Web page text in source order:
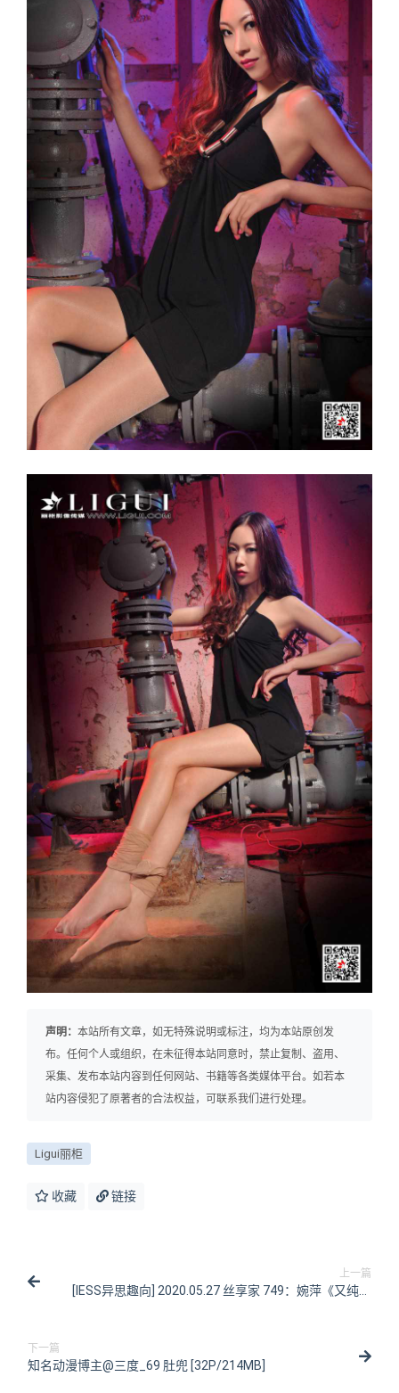
声明： 本站所有文章，如无特殊说明或标注，均为本站原创发
布。任何个人或组织，在未征得本站同意时，禁止复制、盗用、
采集、发布本站内容到任何网站、书籍等各类媒体平台。如若本
站内容侵犯了原著者的合法权益，可联系我们进行处理。
Ligui丽柜
收藏 链接
上一篇
[IESS异思趣向] 2020.05.27 丝享家 749：婉萍《又纯又
下一篇
知名动漫博主@三度_69 肚兜 [32P/214MB]